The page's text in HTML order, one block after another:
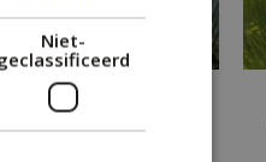
Colorado zilverspar
Abies concolor
Niet-